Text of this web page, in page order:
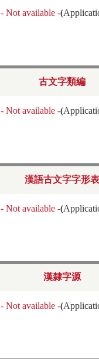
- Not available -(
古文字類編
- Not available -(
漢語古文字字形表
- Not available -(
漢隸字源
- Not available -(